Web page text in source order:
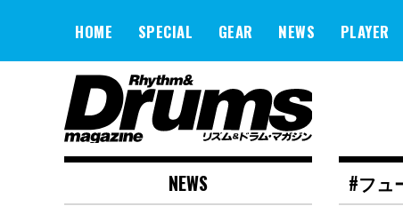
HOME SPECIAL GEAR NEWS PLAYER
#フュ
NEWS